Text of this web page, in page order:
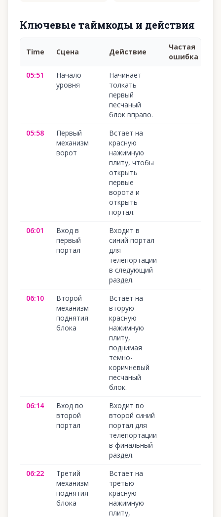
Ключевые таймкоды и действия
Time Сцена Действие
Частая
ошибка
05:51
Начало
уровня
Начинает
толкать
первый
песчаный
блок вправо.
05:58
Первый
механизм
ворот
Встает на
красную
нажимную
плиту, чтобы
открыть
первые
ворота и
открыть
портал.
06:01
Вход в
первый
портал
Входит в
синий портал
для
телепортации
в следующий
раздел.
06:10
Второй
механизм
поднятия
блока
Встает на
вторую
красную
нажимную
плиту,
поднимая
темно-
коричневый
песчаный
блок.
06:14
Вход во
второй
портал
Входит во
второй синий
портал для
телепортации
в финальный
раздел.
06:22
Третий
механизм
поднятия
блока
Встает на
третью
красную
нажимную
плиту,